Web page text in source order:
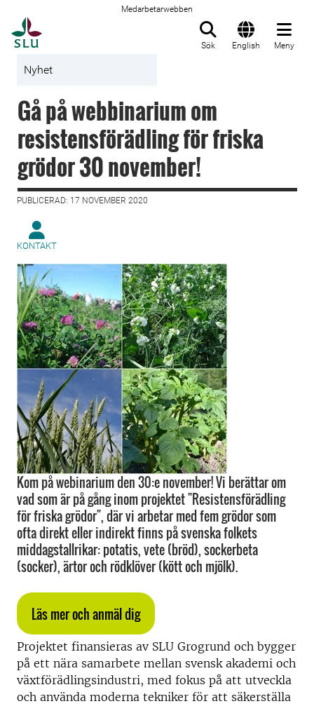
Medarbetarwebben
Sök English Meny
Nyhet
Gå på webbinarium om
resistensförädling för friska
grödor 30 november!
PUBLICERAD: 17 NOVEMBER 2020
KONTAKT
Kom på webinarium den 30:e november! Vi berättar om
vad som är på gång inom projektet "Resistensförädling
för friska grödor", där vi arbetar med fem grödor som
ofta direkt eller indirekt finns på svenska folkets
middagstallrikar: potatis, vete (bröd), sockerbeta
(socker), ärtor och rödklöver (kött och mjölk).
Läs mer och anmäl dig
Projektet finansieras av SLU Grogrund och bygger
på ett nära samarbete mellan svensk akademi och
växtförädlingsindustri, med fokus på att utveckla
och använda moderna tekniker för att säkerställa